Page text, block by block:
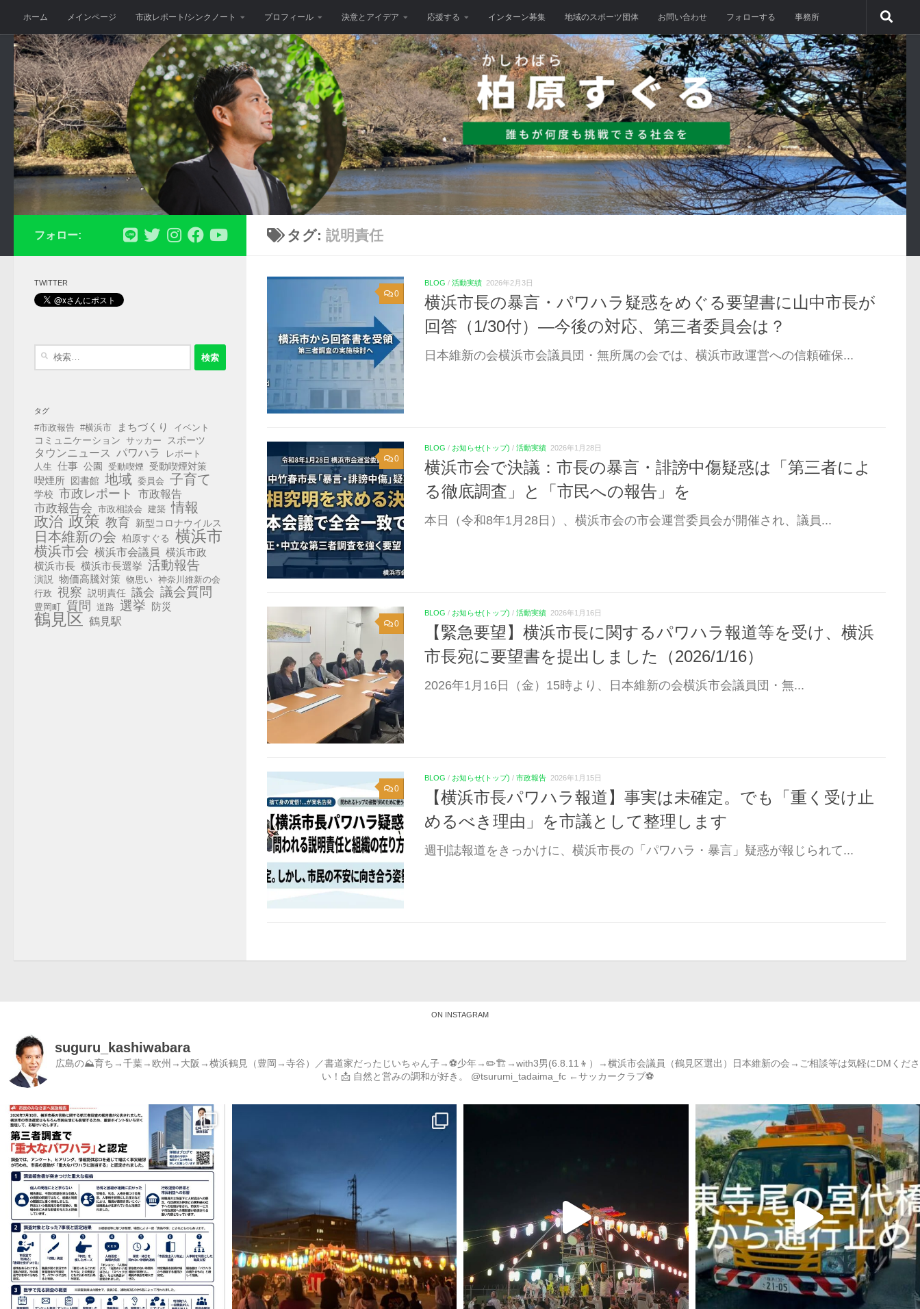
コンテンツへスキップ
ホーム メインページ 市政レポート/シンクノート プロフィール 決意とアイデア 応援する インターン募集 地域のスポーツ団体 お問い合わせ フォローする 事務所
タグ: 説明責任
0
BLOG / 活動実績 2026年2月3日
横浜市長の暴言・パワハラ疑惑をめぐる要望書に山中市長が
回答（1/30付）―今後の対応、第三者委員会は？
日本維新の会横浜市会議員団・無所属の会では、横浜市政運営への信頼確保...
0
BLOG / お知らせ(トップ) / 活動実績 2026年1月28日
横浜市会で決議：市長の暴言・誹謗中傷疑惑は「第三者によ
る徹底調査」と「市民への報告」を
本日（令和8年1月28日）、横浜市会の市会運営委員会が開催され、議員...
0
BLOG / お知らせ(トップ) / 活動実績 2026年1月16日
【緊急要望】横浜市長に関するパワハラ報道等を受け、横浜
市長宛に要望書を提出しました（2026/1/16）
2026年1月16日（金）15時より、日本維新の会横浜市会議員団・無...
0
BLOG / お知らせ(トップ) / 市政報告 2026年1月15日
【横浜市長パワハラ報道】事実は未確定。でも「重く受け止
めるべき理由」を市議として整理します
週刊誌報道をきっかけに、横浜市長の「パワハラ・暴言」疑惑が報じられて...
フォロー:
TWITTER
タグ
#市政報告 #横浜市 まちづくり イベント
コミュニケーション サッカー スポーツ
タウンニュース パワハラ
レポート
人生 仕事 公園 受動喫煙
受動喫煙対策
喫煙所
図書館 地域 委員会 子育て
学校 市政レポート 市政報告
市政報告会 市政相談会 建築 情報
政治 政策 教育 新型コロナウイルス
日本維新の会 柏原すぐる 横浜市
横浜市会 横浜市会議員 横浜市政
横浜市長 横浜市長選挙 活動報告
演説 物価高騰対策 物思い 神奈川維新の会
行政 視察 説明責任 議会 議会質問
豊岡町 質問 道路 選挙 防災
鶴見区 鶴見駅
ON INSTAGRAM
suguru_kashiwabara
広島の⛰育ち→千葉→欧州→大阪→横浜鶴見（豊岡→寺谷）／書道家だったじいちゃん子→⚽️少年→✏️🏗→with3男(6.8.11👦）→横浜市会議員（鶴見区選出）日本維新の会→ご相談等は気軽にDMくださ
い！📩 自然と営みの調和が好き。 @tsurumi_tadaima_fc ←サッカークラブ⚽️